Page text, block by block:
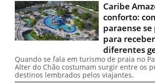
Caribe
conforto:
paraense
para
diferentes
Quando se fala em turismo de praia no
Alter do Chão costumam surgir entre os
destinos lembrados pelos viajantes.